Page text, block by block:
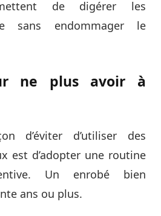
de digérer les
sans endommager le
ne plus avoir à
d’éviter d’utiliser des
est d’adopter une routine
Un enrobé bien
ans ou plus.